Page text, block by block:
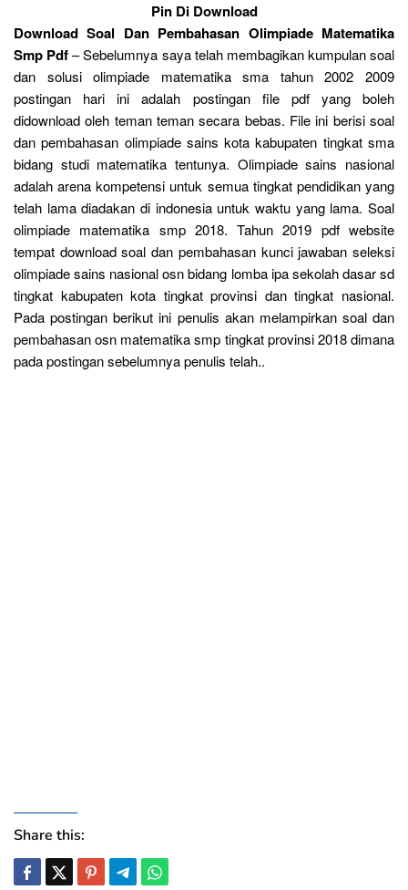
Pin Di Download
Download Soal Dan Pembahasan Olimpiade Matematika
Smp Pdf– Sebelumnya saya telah membagikan kumpulan soal
dan solusi olimpiade matematika sma tahun 2002 2009
postingan hari ini adalah postingan file pdf yang boleh
didownload oleh teman teman secara bebas. File ini berisi soal
dan pembahasan olimpiade sains kota kabupaten tingkat sma
bidang studi matematika tentunya. Olimpiade sains nasional
adalah arena kompetensi untuk semua tingkat pendidikan yang
telah lama diadakan di indonesia untuk waktu yang lama. Soal
olimpiade matematika smp 2018. Tahun 2019 pdf website
tempat download soal dan pembahasan kunci jawaban seleksi
olimpiade sains nasional osn bidang lomba ipa sekolah dasar sd
tingkat kabupaten kota tingkat provinsi dan tingkat nasional.
Pada postingan berikut ini penulis akan melampirkan soal dan
pembahasan osn matematika smp tingkat provinsi 2018 dimana
pada postingan sebelumnya penulis telah..
Share this: